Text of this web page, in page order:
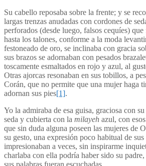
Su cabello reposaba sobre la frente; y se
largas trenzas anudadas con cordones de
perforados (desde luego, falsos cequíes)
hasta los talones, conforme a la moda
festoneado de oro, se inclinaba con gracia
sus brazos se adornaban con pesados
toscamente esmaltados en rojo y azul, al
Otras ajorcas resonaban en sus tobillos, a
Corán, que no permite que una mujer haga
adornan sus pies[1].
Yo la admiraba de esa guisa, graciosa con
seda y cubierta con la milayeh azul, con
que sin duda alguna poseen las mujeres de
su gesto, una expresión poco habitual de sus
impresionaban a veces, sin inspirarme
charlaba con ella podría haber sido su
sus palabras fueran escuchadas.